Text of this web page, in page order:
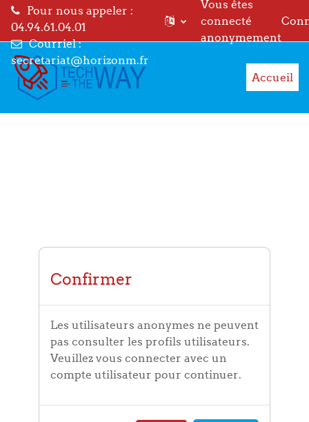
Passer au contenu principal
Pour nous appeler :
04.94.61.04.01
Courriel :
secretariat@horizonm.fr
Vous êtes
connecté
anonymement
Accueil
Confirmer
Les utilisateurs anonymes ne peuvent
pas consulter les profils utilisateurs.
Veuillez vous connecter avec un
compte utilisateur pour continuer.